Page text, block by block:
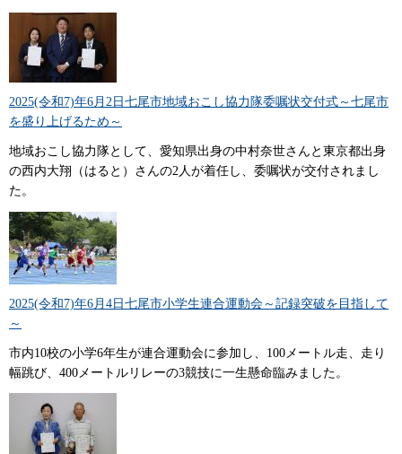
2025(令和7)年6月2日七尾市地域おこし協力隊委嘱状交付式～七尾市
を盛り上げるため～
地域おこし協力隊として、愛知県出身の中村奈世さんと東京都出身
の西内大翔（はると）さんの2人が着任し、委嘱状が交付されまし
た。
2025(令和7)年6月4日七尾市小学生連合運動会～記録突破を目指して
～
市内10校の小学6年生が連合運動会に参加し、100メートル走、走り
幅跳び、400メートルリレーの3競技に一生懸命臨みました。